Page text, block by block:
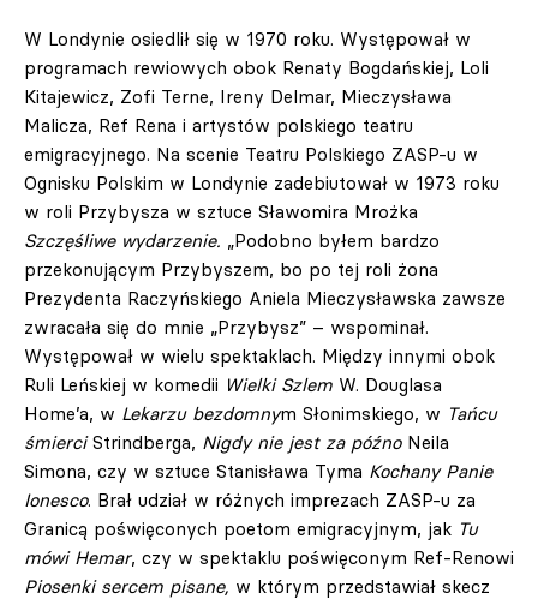
W Londynie osiedlił się w 1970 roku. Występował w
programach rewiowych obok Renaty Bogdańskiej, Loli
Kitajewicz, Zofi Terne, Ireny Delmar, Mieczysława
Malicza, Ref Rena i artystów polskiego teatru
emigracyjnego. Na scenie Teatru Polskiego ZASP-u w
Ognisku Polskim w Londynie zadebiutował w 1973 roku
w roli Przybysza w sztuce Sławomira Mrożka
Szczęśliwe wydarzenie. „Podobno byłem bardzo
przekonującym Przybyszem, bo po tej roli żona
Prezydenta Raczyńskiego Aniela Mieczysławska zawsze
zwracała się do mnie „Przybysz” – wspominał.
Występował w wielu spektaklach. Między innymi obok
Ruli Leńskiej w komedii Wielki Szlem W. Douglasa
Home’a, w Lekarzu bezdomnym Słonimskiego, w Tańcu
śmierciStrindberga, Nigdy nie jest za późnoNeila
Simona, czy w sztuce Stanisława Tyma Kochany Panie
Ionesco. Brał udział w różnych imprezach ZASP-u za
Granicą poświęconych poetom emigracyjnym, jak Tu
mówi Hemar, czy w spektaklu poświęconym Ref-Renowi
Piosenki sercem pisane, w którym przedstawiał skecz